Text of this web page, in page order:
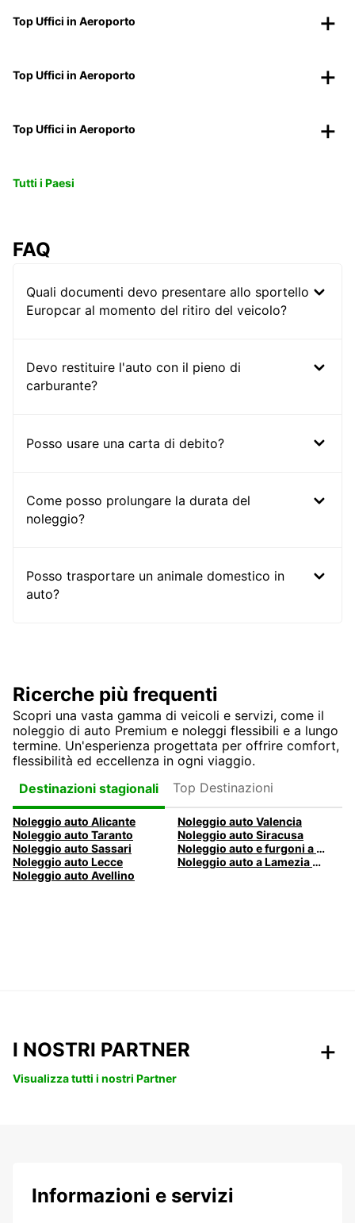
Top Uffici in Aeroporto
Top Uffici in Aeroporto
Top Uffici in Aeroporto
Tutti i Paesi
FAQ
Quali documenti devo presentare allo sportello
Europcar al momento del ritiro del veicolo?
Devo restituire l'auto con il pieno di
carburante?
Posso usare una carta di debito?
Come posso prolungare la durata del
noleggio?
Posso trasportare un animale domestico in
auto?
Ricerche più frequenti
Scopri una vasta gamma di veicoli e servizi, come il
noleggio di auto Premium e noleggi flessibili e a lungo
termine. Un'esperienza progettata per offrire comfort,
flessibilità ed eccellenza in ogni viaggio.
Destinazioni stagionali
Top Destinazioni
Noleggio auto Alicante
Noleggio auto Valencia
Noleggio auto Taranto
Noleggio auto Siracusa
Noleggio auto Sassari
Noleggio auto e furgoni a Pescara
Noleggio auto Lecce
Noleggio auto a Lamezia Terme, Italia
Noleggio auto Avellino
I NOSTRI PARTNER
Visualizza tutti i nostri Partner
Informazioni e servizi